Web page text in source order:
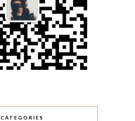
CATEGORIES